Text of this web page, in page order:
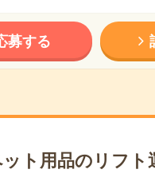
募する
ト用品のリフ